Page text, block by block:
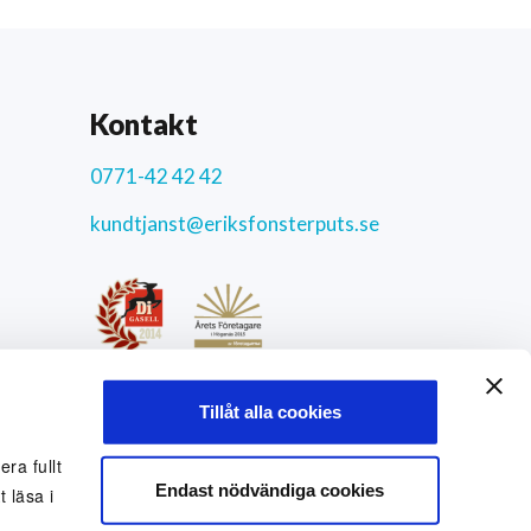
fullt
läsa i
Tillåt alla cookies
Endast nödvändiga cookies
Kontakt
0771-42 42 42
kundtjanst@eriksfonsterputs.se
Sociala medier